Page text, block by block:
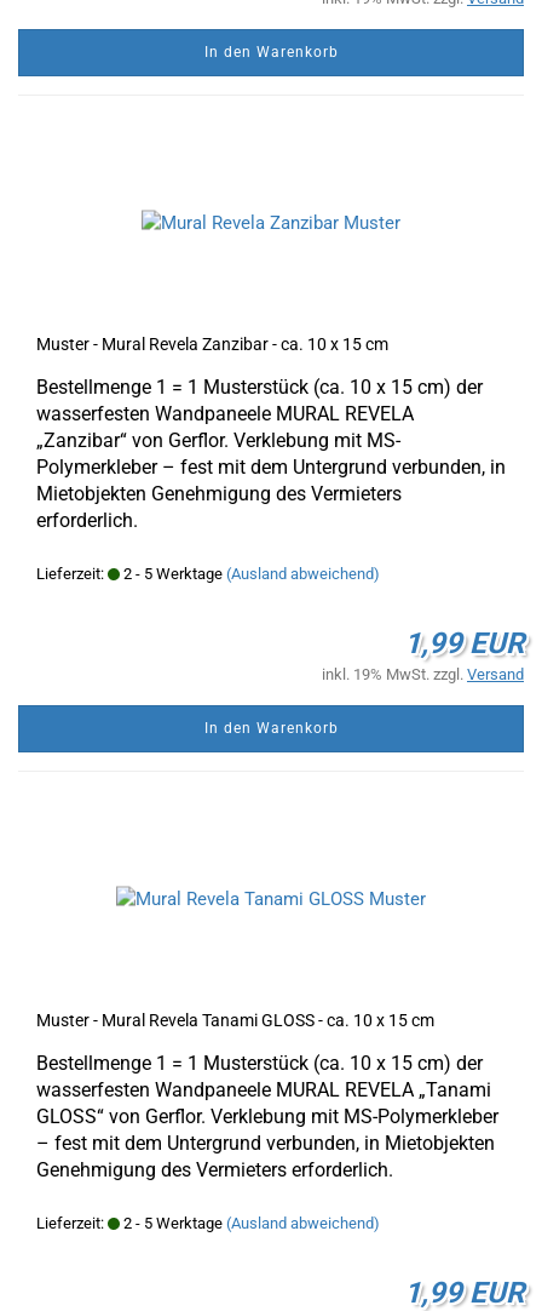
In den Warenkorb
Muster - Mural Revela Zanzibar - ca. 10 x 15 cm
Bestellmenge 1 = 1 Musterstück (ca. 10 x 15 cm) der
wasserfesten Wandpaneele MURAL REVELA
„Zanzibar“ von Gerflor. Verklebung mit MS-
Polymerkleber – fest mit dem Untergrund verbunden, in
Mietobjekten Genehmigung des Vermieters
erforderlich.
Lieferzeit: 2 - 5 Werktage (Ausland abweichend)
1,99 EUR
inkl. 19% MwSt. zzgl. Versand
In den Warenkorb
Muster - Mural Revela Tanami GLOSS - ca. 10 x 15 cm
Bestellmenge 1 = 1 Musterstück (ca. 10 x 15 cm) der
wasserfesten Wandpaneele MURAL REVELA „Tanami
GLOSS“ von Gerflor. Verklebung mit MS-Polymerkleber
– fest mit dem Untergrund verbunden, in Mietobjekten
Genehmigung des Vermieters erforderlich.
Lieferzeit: 2 - 5 Werktage (Ausland abweichend)
1,99 EUR